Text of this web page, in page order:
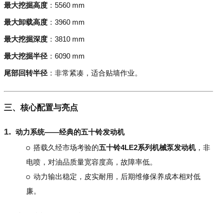
最大挖掘高度 ：5560 mm
最大卸载高度 ：3960 mm
最大挖掘深度 ：3810 mm
最大挖掘半径 ：6090 mm
尾部回转半径 ：非常紧凑，适合贴墙作业。
三、核心配置与亮点
动力系统——经典的五十铃发动机
搭载久经市场考验的五十铃4LE2系列机械泵发动机，非
电喷，对油品质量宽容度高，故障率低。
动力输出稳定，皮实耐用，后期维修保养成本相对低
廉。